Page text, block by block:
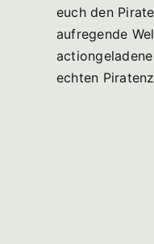
euch den
aufregende
echten